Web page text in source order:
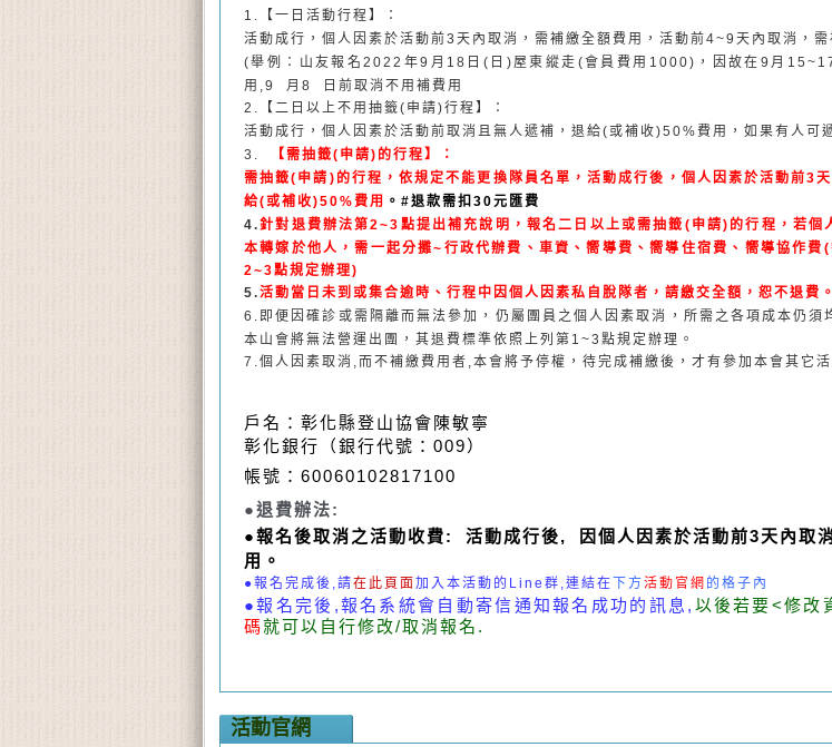
1.
【一日活動行程】：
活動成行，個人因素於活動前3 天內取消，需補繳全額費用，活動前4~9 天內取消，需
(舉例：山友報名2022 年9 月 18 日 ( 日 )屋東縱走 (會員費用 1000) ，因故在 9 月
用 ,9 月 8
日前取消不用補費用
2.
【二日以上不用抽籤( 申請)行程】：
活動成行，個人因素於活動前取消且無人遞補，退給(或補收)50%費用，如果有人可
3.
【需抽籤( 申請) 的行程】：
需抽籤( 申請 ) 的行程，依規定不能更換隊員名單，活動成行後，個人因素於活動前3
給(或補收)50%費用 。 #退款需扣30元匯費
4.針對退費辦法第2~3 點提出補充說明，報名二日以上或需抽籤 ( 申請) 的行程，若個
本轉嫁於他人，需一起分攤~ 行政代辦費、車資、嚮導費、嚮導住宿費、嚮導協作費 (
2~3點規定辦理)
5.活動當日未到或集合逾時、行程中因個人因素私自脫隊者，請繳交全額，恕不退費。
6. 即便因確診或需隔離而無法參加，仍屬團員之個人因素取消，所需之各項成本仍
本山會將無法營運出團，其退費標準依照上列第 1~3 點規定辦理。
7.個人因素取消 , 而不補繳費用者 ,本會將予停權，待完成補繳後，才有參加本會其它活
戶名：彰化縣登山協會陳敏寧
彰化銀行（銀行代號：009）
帳號： 60060102817100
●退費辦法:
●報名後取消之活動收費: 活動成行後, 因個人因素於活動前3天內取
用。
●報名完成後,請在此頁面 加入本活動的Line群,連結在 下方活動官網 的格子內
●報名完後,報名系統會自動寄信通知報名成功的訊息, 以後若要<修
碼就可以自行修改/取消報名.
活動官網